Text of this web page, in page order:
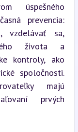
úspešného
prevencia:
vzdelávať sa,
života a
kontroly, ako
spoločnosti.
majú
prvých